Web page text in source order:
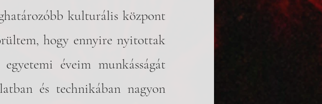
hogy ennyire nyitottak
éveim munkásságát
és technikában nagyon